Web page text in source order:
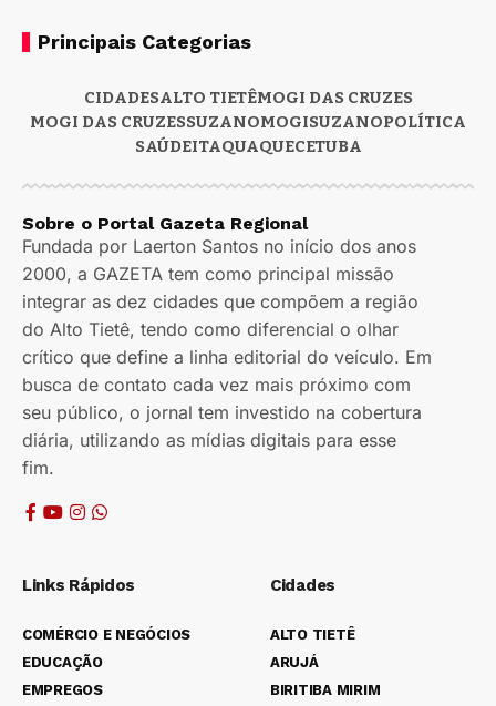
Principais Categorias
CIDADESALTO TIETÊMOGI DAS CRUZES
MOGI DAS CRUZESSUZANOMOGISUZANOPOLÍTICA
SAÚDEITAQUAQUECETUBA
Sobre o Portal Gazeta Regional
Fundada por Laerton Santos no início dos anos
2000, a GAZETA tem como principal missão
integrar as dez cidades que compõem a região
do Alto Tietê, tendo como diferencial o olhar
crítico que define a linha editorial do veículo. Em
busca de contato cada vez mais próximo com
seu público, o jornal tem investido na cobertura
diária, utilizando as mídias digitais para esse
fim.
Links Rápidos
COMÉRCIO E NEGÓCIOS
EDUCAÇÃO
EMPREGOS
Cidades
ALTO TIETÊ
ARUJÁ
BIRITIBA MIRIM